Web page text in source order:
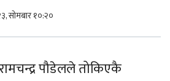
सोमबार १०:२०
रामचन्द्र पौडेलले तोकिएकै